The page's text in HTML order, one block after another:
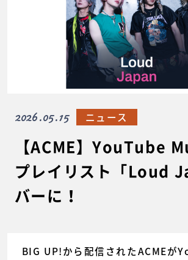
【ACME】YouTube
プレイリスト「Loud
バーに！
2026.05.15 ニュース
BIG UP!から配信されたACMEが